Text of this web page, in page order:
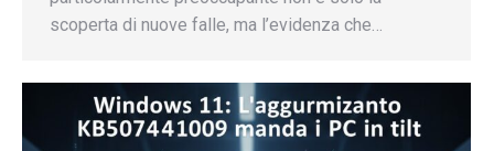
scoperta di nuove falle, ma l’evidenza che…